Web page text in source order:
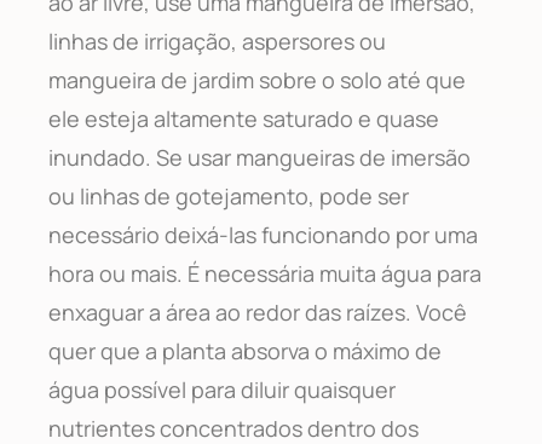
linhas de irrigação, aspersores ou
mangueira de jardim sobre o solo até que
ele esteja altamente saturado e quase
inundado. Se usar mangueiras de imersão
ou linhas de gotejamento, pode ser
necessário deixá-las funcionando por uma
hora ou mais. É necessária muita água para
enxaguar a área ao redor das raízes. Você
quer que a planta absorva o máximo de
água possível para diluir quaisquer
nutrientes concentrados dentro dos